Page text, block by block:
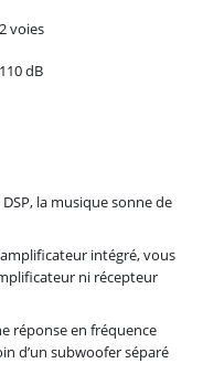
2 voies
110 dB
la musique sonne de
intégré, vous
ni récepteur
réponse en fréquence
d’un subwoofer séparé